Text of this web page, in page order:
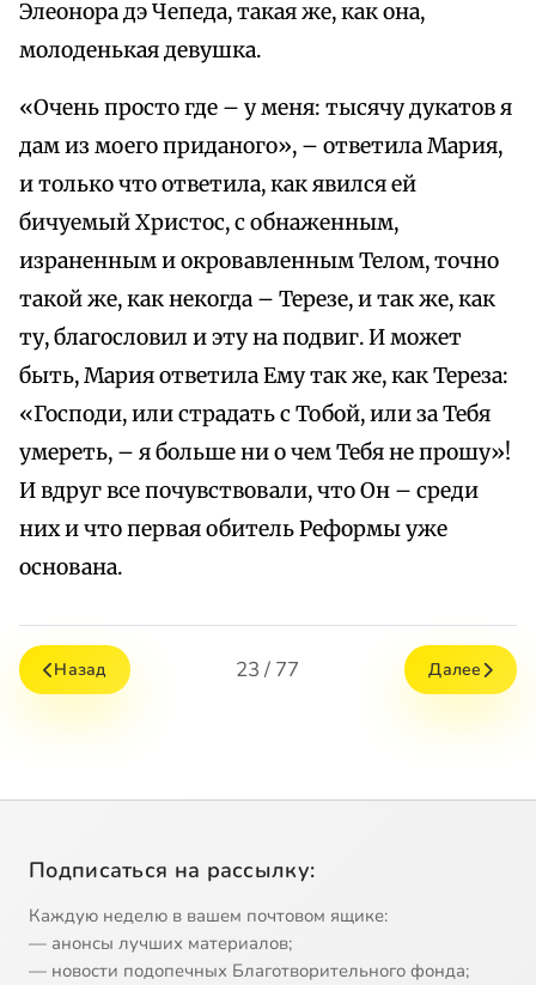
Элеонора дэ Чепеда, такая же, как она,
молоденькая девушка.
«Очень просто где – у меня: тысячу дукатов я
дам из моего приданого», – ответила Мария,
и только что ответила, как явился ей
бичуемый Христос, с обнаженным,
израненным и окровавленным Телом, точно
такой же, как некогда – Терезе, и так же, как
ту, благословил и эту на подвиг. И может
быть, Мария ответила Ему так же, как Тереза:
«Господи, или страдать с Тобой, или за Тебя
умереть, – я больше ни о чем Тебя не прошу»!
И вдруг все почувствовали, что Он – среди
них и что первая обитель Реформы уже
основана.
Назад 23 / 77 Далее
Подписаться на рассылку:
Каждую неделю в вашем почтовом ящике:
— анонсы лучших материалов;
— новости подопечных Благотворительного фонда;